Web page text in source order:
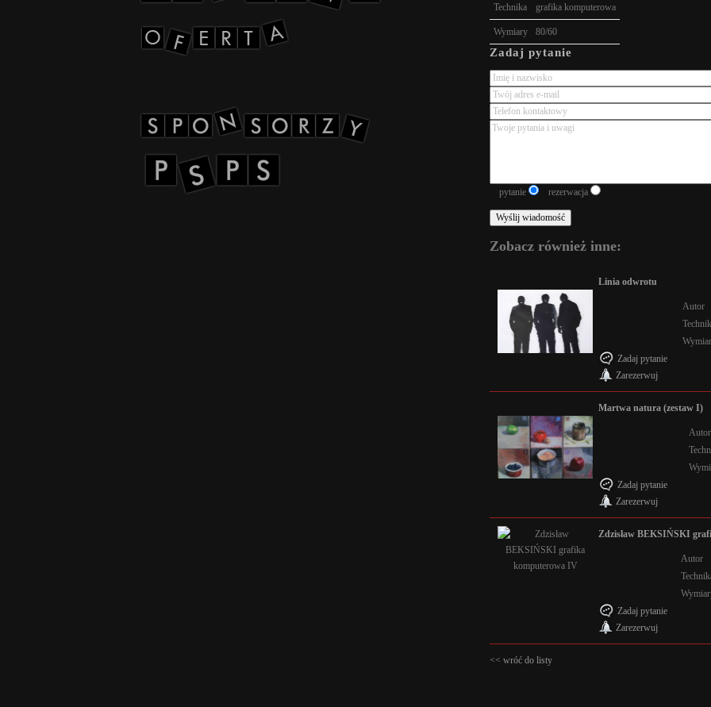
Technika grafika komputerowa
Wymiary 80/60
Zadaj pytanie
pytanie rezerwacja
Zobacz również inne:
Linia odwrotu
Autor
Zadaj pytanie
Zarezerwuj
Martwa natura (zestaw I)
Autor
Zadaj pytanie
Zarezerwuj
Zdzisław BEKSIŃSKI
Autor
Zadaj pytanie
Zarezerwuj
<< wróć do listy